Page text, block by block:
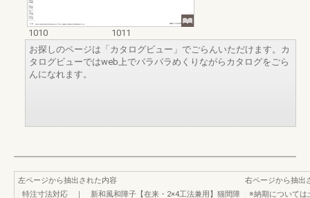
1010
1011
お探しのページは「カタログビュー」でごらんいただけます。カ
タログビューではweb上でパラパラめくりながらカタログをごら
んになれます。
左ページから抽出された内容
特注寸法対応 ｜ 新和風和障子【在来・2×4工法兼用】猫間障
右ページから抽出
※納期については